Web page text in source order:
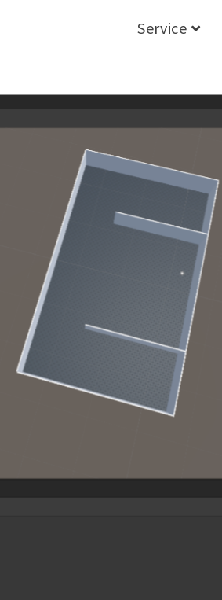
Service